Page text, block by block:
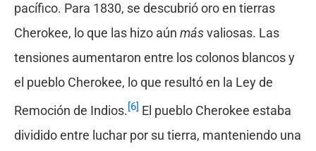
pacífico. Para 1830, se descubrió oro en tierras
Cherokee, lo que las hizo aún másvaliosas. Las
tensiones aumentaron entre los colonos blancos y
el pueblo Cherokee, lo que resultó en la Ley de
Remoción de Indios.[6] El pueblo Cherokee estaba
dividido entre luchar por su tierra, manteniendo una